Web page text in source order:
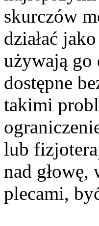
skurczów
działać
używają go
dostępne
takimi
lub
nad głowę,
plecami,